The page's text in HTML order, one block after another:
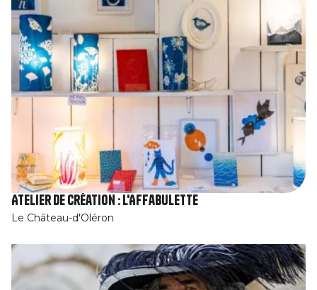
Atelier de création : l'Affabulette
Le Château-d'Oléron